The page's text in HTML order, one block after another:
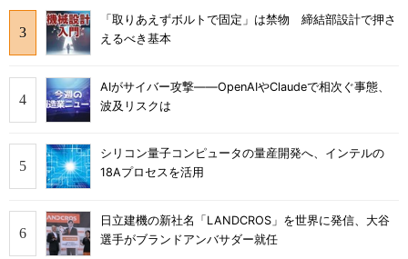
「取りあえずボルトで固定」は禁物 締結部設計で押さ
えるべき基本
AIがサイバー攻撃――OpenAIやClaudeで相次ぐ事態、
波及リスクは
シリコン量子コンピュータの量産開発へ、インテルの
18Aプロセスを活用
日立建機の新社名「LANDCROS」を世界に発信、大谷
選手がブランドアンバサダー就任